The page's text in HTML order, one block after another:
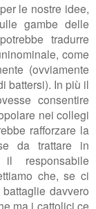
le nostre idee,
gambe delle
tradurre
come
(ovviamente
battersi). In più il
consentire
nei collegi
rafforzare la
da trattare in
responsabile
che, se ci
davvero
ma i cattolici ce